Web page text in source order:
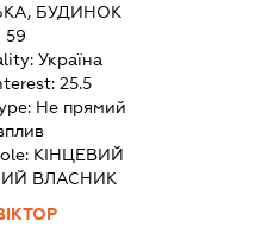
БУДИНОК
59
Україна
25.5
Не прямий
КІНЦЕВИЙ
ВЛАСНИК